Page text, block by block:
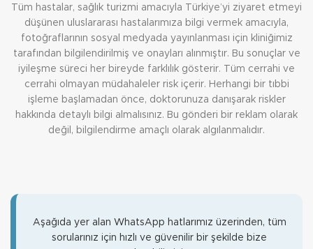
Tüm hastalar, sağlık turizmi amacıyla Türkiye’yi ziyaret etmeyi
düşünen uluslararası hastalarımıza bilgi vermek amacıyla,
fotoğraflarının sosyal medyada yayınlanması için kliniğimiz
tarafından bilgilendirilmiş ve onayları alınmıştır. Bu sonuçlar ve
iyileşme süreci her bireyde farklılık gösterir. Tüm cerrahi ve
cerrahi olmayan müdahaleler risk içerir. Herhangi bir tıbbi
işleme başlamadan önce, doktorunuza danışarak riskler
hakkında detaylı bilgi almalısınız. Bu gönderi bir reklam olarak
değil, bilgilendirme amaçlı olarak algılanmalıdır.
Aşağıda yer alan WhatsApp hatlarımız üzerinden, tüm
sorularınız için hızlı ve güvenilir bir şekilde bize